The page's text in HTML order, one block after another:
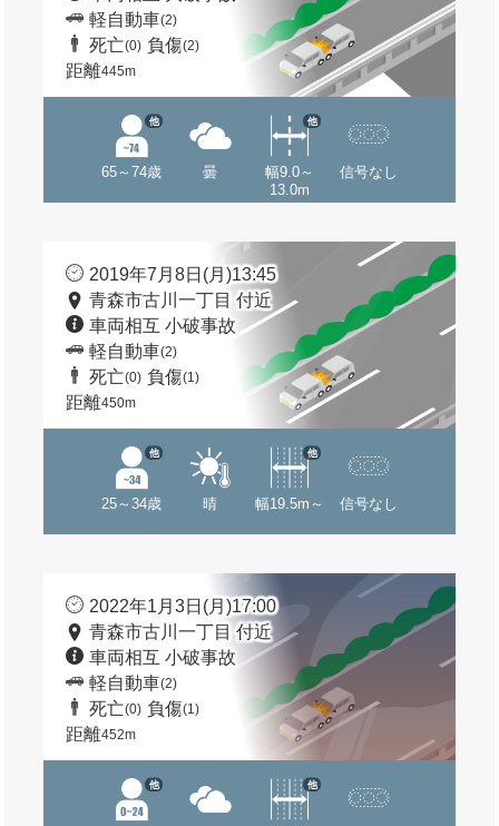
軽自動車(2)
死亡(0) 負傷(2)
距離445m
65～74歳
他
曇
幅9.0～
13.0m
他
信号なし
2019年7月8日(月)13:45
青森市古川一丁目 付近
車両相互 小破事故
軽自動車(2)
死亡(0) 負傷(1)
距離450m
25～34歳
他
晴 幅19.5m～
他
信号なし
2022年1月3日(月)17:00
青森市古川一丁目 付近
車両相互 小破事故
軽自動車(2)
死亡(0) 負傷(1)
距離452m
他 他